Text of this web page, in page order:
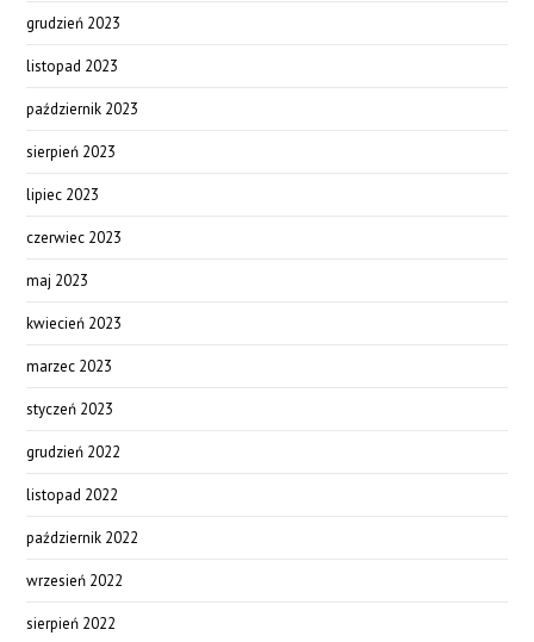
grudzień 2023
listopad 2023
październik 2023
sierpień 2023
lipiec 2023
czerwiec 2023
maj 2023
kwiecień 2023
marzec 2023
styczeń 2023
grudzień 2022
listopad 2022
październik 2022
wrzesień 2022
sierpień 2022